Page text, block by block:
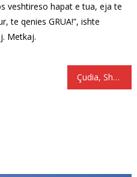
veshtireso hapat e tua, eja te
te qenies GRUA!”, ishte
Metkaj.
Çudia, Shqipëria e dyta në Evropë për rezerva të ujit të pijshëm dhe ujë nuk ka…